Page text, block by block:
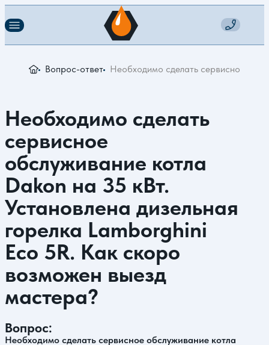
Вопрос-ответ Необходимо сделать сервисное
Необходимо сделать
сервисное
обслуживание котла
Dakon на 35 кВт.
Установлена дизельная
горелка Lamborghini
Eco 5R. Как скоро
возможен выезд
мастера?
Вопрос:
Необходимо сделать сервисное обслуживание котла